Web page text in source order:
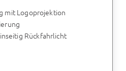
mit Logoprojektion
Rückfahrlicht